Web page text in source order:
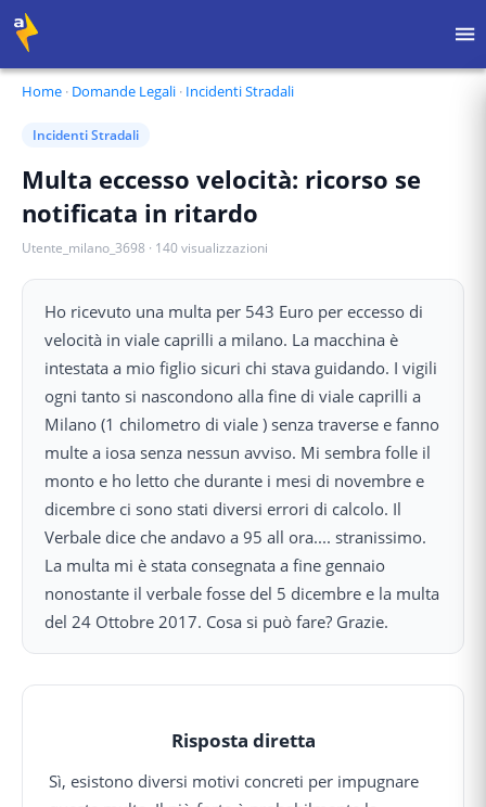
Home · Domande Legali · Incidenti Stradali
Incidenti Stradali
Multa eccesso velocità: ricorso se
notificata in ritardo
Utente_milano_3698 · 140visualizzazioni
Ho ricevuto una multa per 543 Euro per eccesso di
velocità in viale caprilli a milano. La macchina è
intestata a mio figlio sicuri chi stava guidando. I vigili
ogni tanto si nascondono alla fine di viale caprilli a
Milano (1 chilometro di viale ) senza traverse e fanno
multe a iosa senza nessun avviso. Mi sembra folle il
monto e ho letto che durante i mesi di novembre e
dicembre ci sono stati diversi errori di calcolo. Il
Verbale dice che andavo a 95 all ora.... stranissimo.
La multa mi è stata consegnata a fine gennaio
nonostante il verbale fosse del 5 dicembre e la multa
del 24 Ottobre 2017. Cosa si può fare? Grazie.
Risposta diretta
Sì, esistono diversi motivi concreti per impugnare